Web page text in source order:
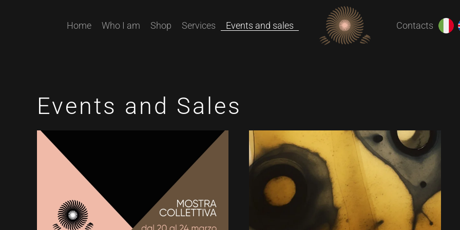
Home Who I am Shop Services Events and sales Contacts
Events and Sales